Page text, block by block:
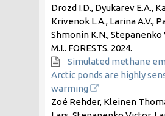
Drozd I.D., Dyukarev E.A.,
Krivenok L.A., Larina A.V.,
Shmonin K.N., Stepanenko
M.I.. FORESTS. 2024.
Simulated methane
Arctic ponds are highly
warming
Zoé Rehder, Kleinen